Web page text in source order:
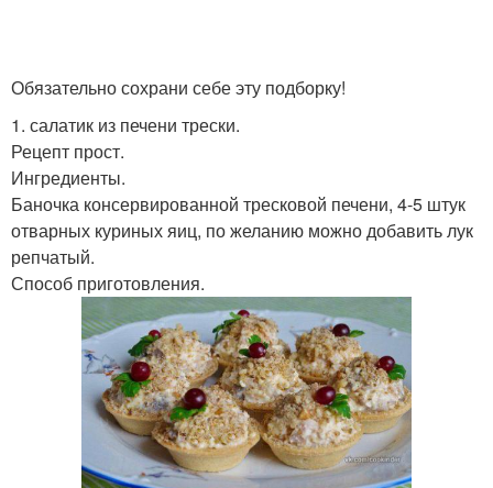
Обязательно сохрани себе эту подборку!
1. салатик из печени трески.
Рецепт прост.
Ингредиенты.
Баночка консервированной тресковой печени, 4-5 штук
отварных куриных яиц, по желанию можно добавить лук
репчатый.
Способ приготовления.